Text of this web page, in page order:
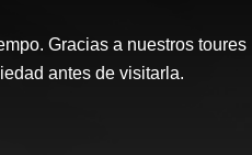
Gracias a nuestros toures
antes de visitarla.